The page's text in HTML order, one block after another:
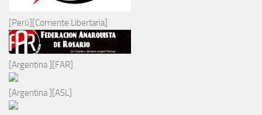
[Perú][Corriente Libertaria]
[Argentina ][FAR]
[Argentina ][ASL]